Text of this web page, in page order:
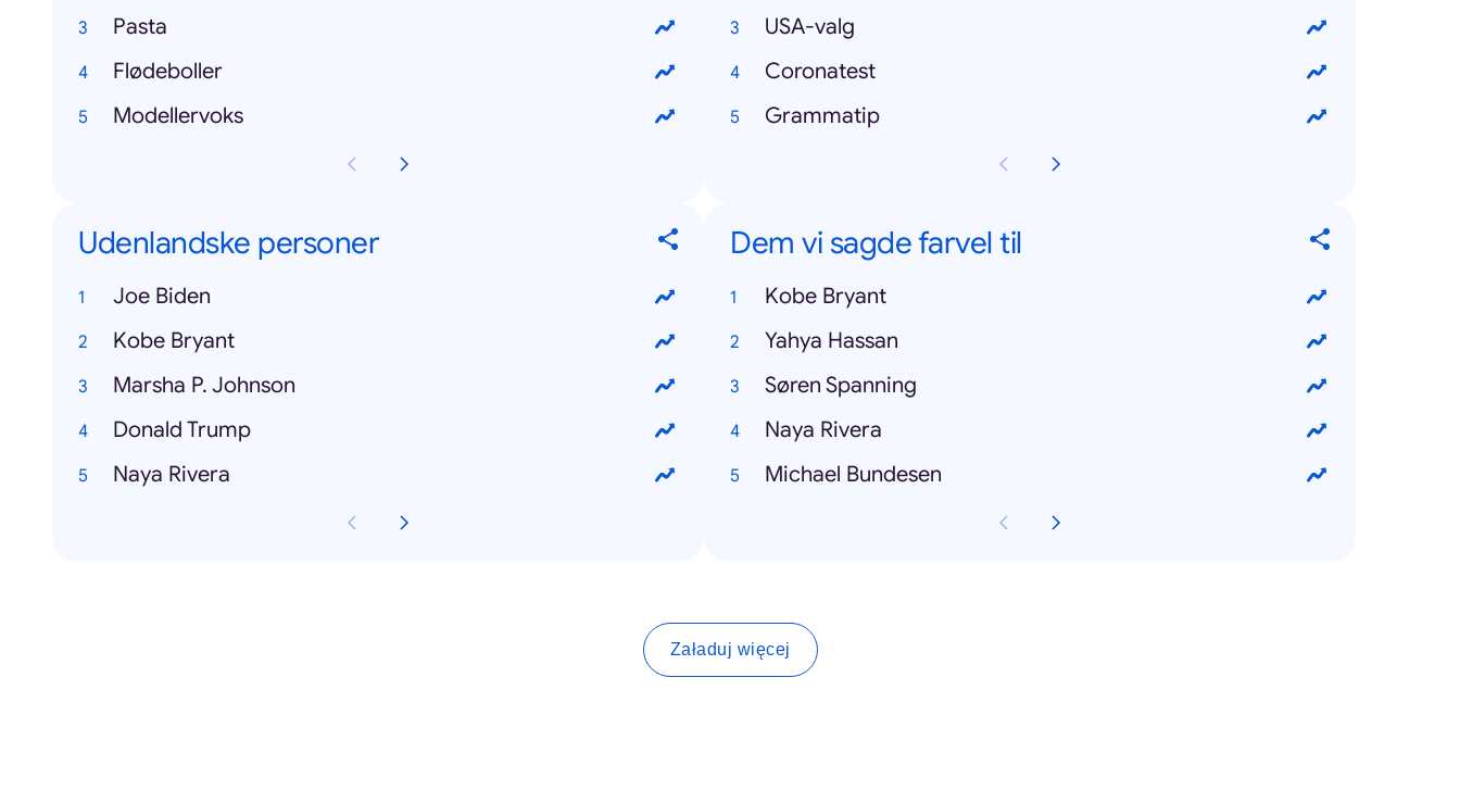
Pasta
Flødeboller
Modellervoks
USA-valg
Coronatest
Grammatip
Udenlandske personer
Joe Biden
Kobe Bryant
Marsha P. Johnson
Donald Trump
Naya Rivera
Dem vi sagde farvel til
Kobe Bryant
Yahya Hassan
Søren Spanning
Naya Rivera
Michael Bundesen
Załaduj więcej